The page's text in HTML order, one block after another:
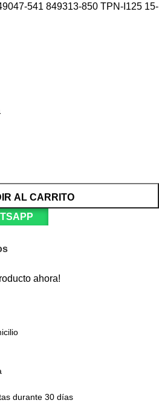
541 849313-850 TPN-I125 15-
AL CARRITO
ahora!
durante 30 días